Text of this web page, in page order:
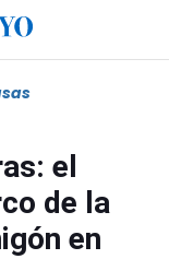
el
de la
en